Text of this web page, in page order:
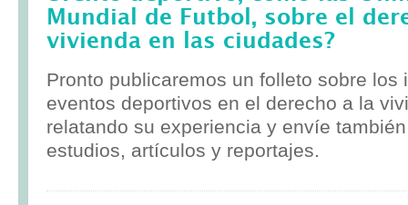
Mundial de Futbol, sobre el
vivienda en las ciudades?
Pronto publicaremos un folleto sobre los
eventos deportivos en el derecho a la
relatando su experiencia y envíe
estudios, artículos y reportajes.